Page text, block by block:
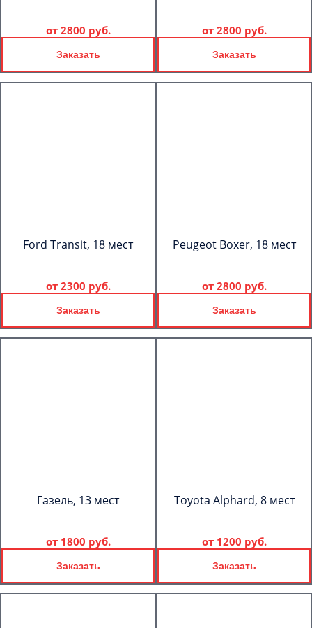
от 2800 руб.
Заказать
от 2800 руб.
Заказать
Ford Transit, 18 мест
от 2300 руб.
Заказать
Peugeot Boxer, 18 мест
от 2800 руб.
Заказать
Газель, 13 мест
от 1800 руб.
Заказать
Toyota Alphard, 8 мест
от 1200 руб.
Заказать